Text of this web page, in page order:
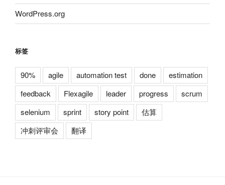
WordPress.org
标签
90% agile automation test done
estimation
feedback
Flexagile leader progress
scrum
selenium
sprint story point
估算
冲刺评审会
翻译